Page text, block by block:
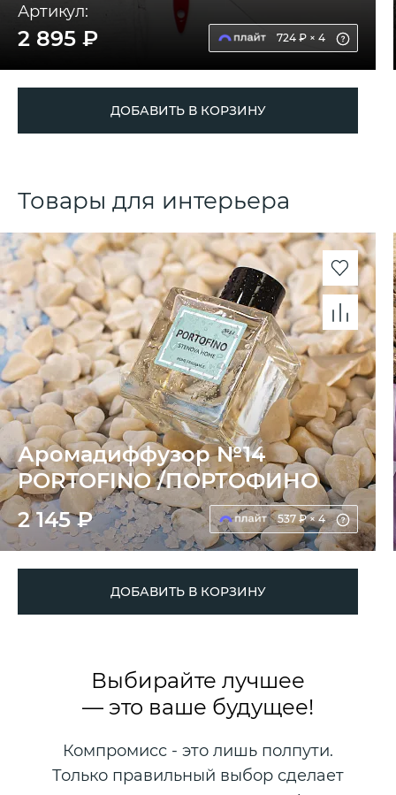
Артикул:
2 895 ₽ 724 ₽ × 4
ДОБАВИТЬ В КОРЗИНУ
Товары для интерьера
Аромадиффузор №14
PORTOFINO /ПОРТОФИНО
2 145 ₽
537 ₽ × 4
ДОБАВИТЬ В КОРЗИНУ
Выбирайте лучшее
— это ваше будущее!
Компромисс - это лишь полпути.
Только правильный выбор сделает